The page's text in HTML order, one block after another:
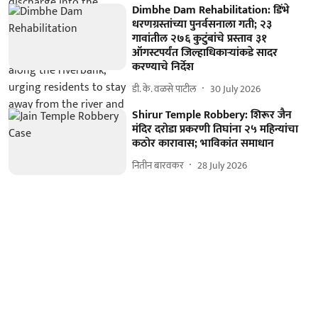
Dimbhe Dam Rehabilitation: डिंभे
धरणग्रस्तांच्या पुनर्वसनाला गती; २३
गावांतील २७६ कुटुंबांचे प्रस्ताव ३१
ऑगस्टपर्यंत जिल्हाधिकाऱ्यांकडे सादर
करण्याचे निर्देश
डी. के. वळसे पाटील 30 July 2026
Shirur Temple Robbery: शिरूर जैन
मंदिर दरोडा प्रकरणी तिघांना २५ महिन्यांचा
कठोर कारावास; भाविकांत समाधान
नितीन बारवकर 28 July 2026